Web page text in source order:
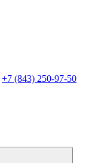
+7 (843) 250-97-50